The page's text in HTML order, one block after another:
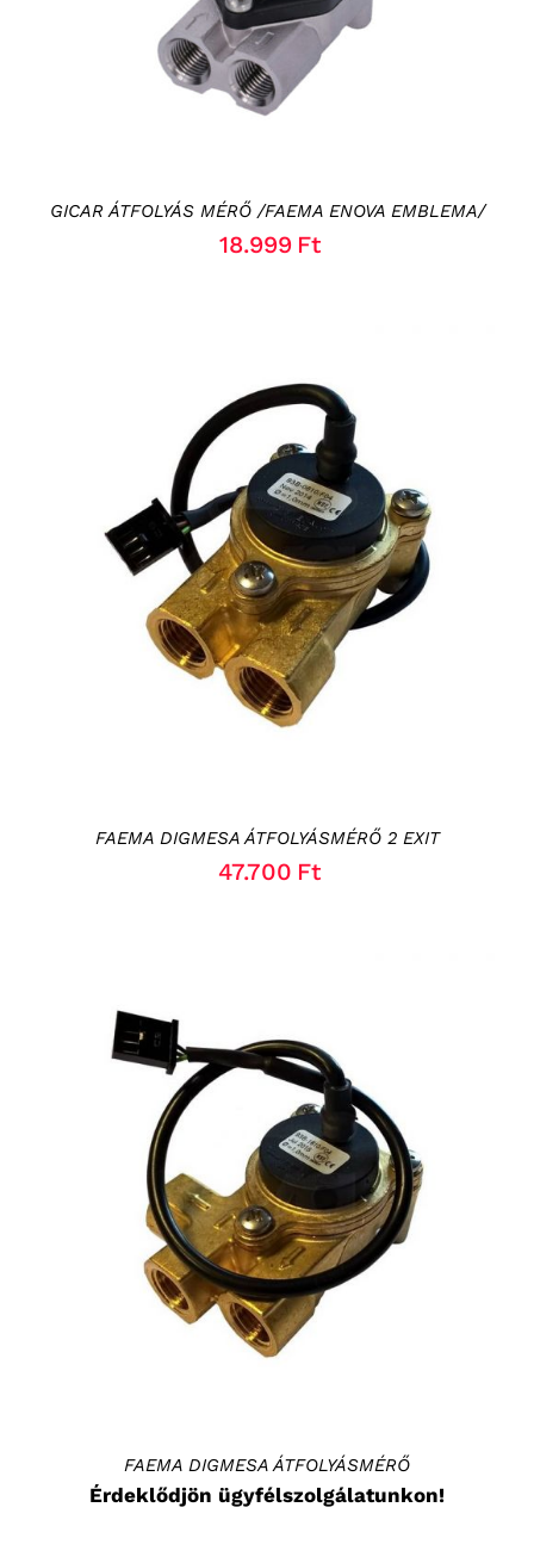
GICAR ÁTFOLYÁS MÉRŐ /FAEMA ENOVA EMBLEMA/
18.999 Ft
KOSÁRBA TESZEM / RÉSZLETEK
FAEMA DIGMESA ÁTFOLYÁSMÉRŐ 2 EXIT
47.700 Ft
RÉSZLETEK
FAEMA DIGMESA ÁTFOLYÁSMÉRŐ
Érdeklődjön ügyfélszolgálatunkon!